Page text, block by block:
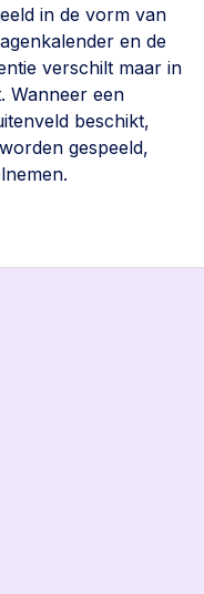
in de vorm van
en de
verschilt maar in
Wanneer een
beschikt,
gespeeld,